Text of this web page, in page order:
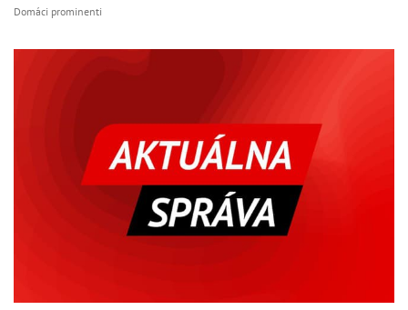
Domáci prominenti